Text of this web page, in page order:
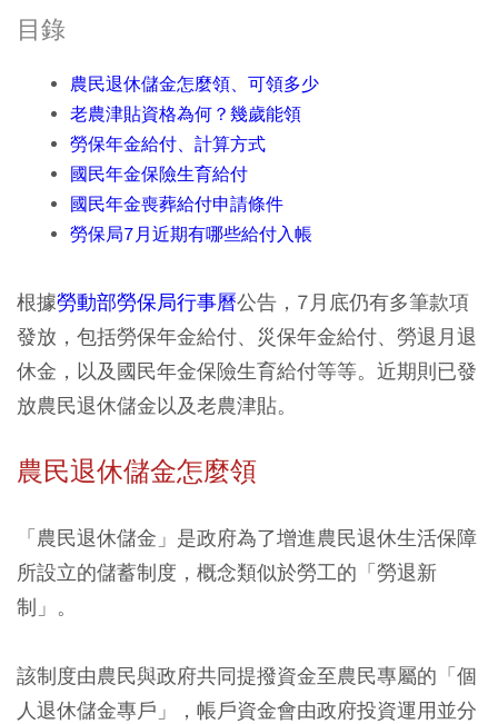
目錄
農民退休儲金怎麼領、可領多少
老農津貼資格為何？幾歲能領
勞保年金給付、計算方式
國民年金保險生育給付
國民年金喪葬給付申請條件
勞保局7月近期有哪些給付入帳​
根據勞動部勞保局行事曆公告，7月底仍有多筆款項
發放，包括勞保年金給付、災保年金給付、勞退月退
休金，以及國民年金保險生育給付等等。近期則已發
放農民退休儲金以及老農津貼。
農民退休儲金怎麼領
「農民退休儲金」是政府為了增進農民退休生活保障
所設立的儲蓄制度，概念類似於勞工的「勞退新
制」。
該制度由農民與政府共同提撥資金至農民專屬的「個
人退休儲金專戶」，帳戶資金會由政府投資運用並分